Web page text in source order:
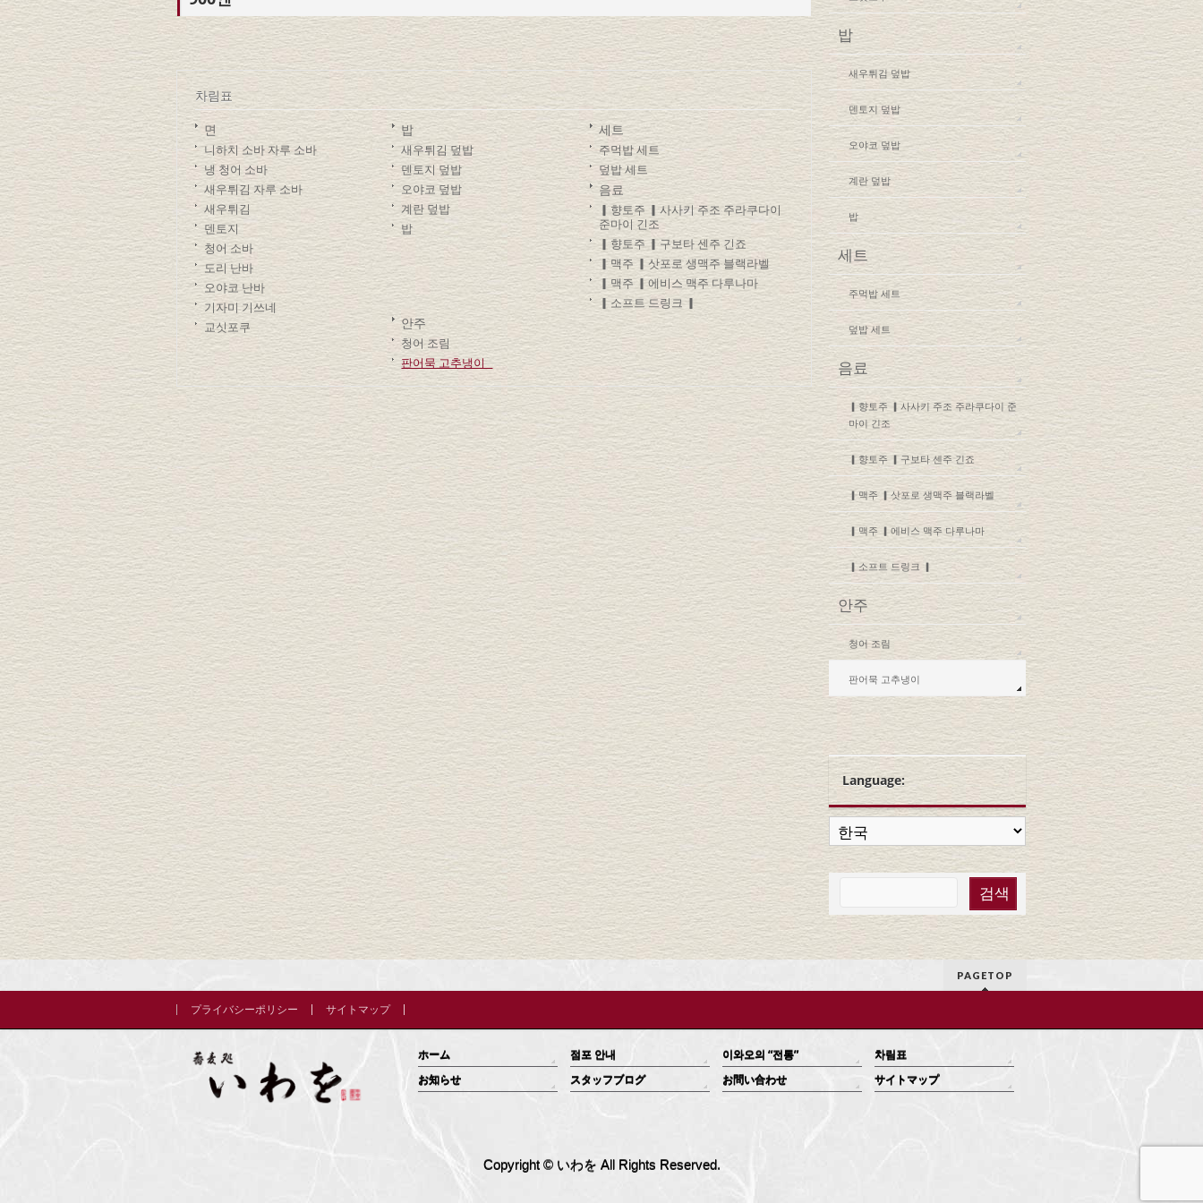
차림표
면
니하치 소바 자루 소바
냉 청어 소바
새우튀김 자루 소바
새우튀김
덴토지
청어 소바
도리 난바
오야코 난바
기자미 기쓰네
교싯포쿠
밥
새우튀김 덮밥
덴토지 덮밥
오야코 덮밥
계란 덮밥
밥
세트
주먹밥 세트
덮밥 세트
음료
▎향토주 ▎사사키 주조 주라쿠다이
준마이 긴조
▎향토주 ▎구보타 센주 긴죠
▎맥주 ▎삿포로 생맥주 블랙라벨
▎맥주 ▎에비스 맥주 다루나마
▎소프트 드링크 ▎
안주
청어 조림
판어묵 고추냉이
밥
새우튀김 덮밥
덴토지 덮밥
오야코 덮밥
계란 덮밥
밥
세트
주먹밥 세트
덮밥 세트
음료
▎향토주 ▎사사키 주조 주라쿠다이 준
마이 긴조
▎향토주 ▎구보타 센주 긴죠
▎맥주 ▎삿포로 생맥주 블랙라벨
▎맥주 ▎에비스 맥주 다루나마
▎소프트 드링크 ▎
안주
청어 조림
판어묵 고추냉이
Language:
PAGETOP
プライバシーポリシー サイトマップ
ホーム 점포 안내 이와오의 “전통”
차림표
お知らせ
スタッフブログ お問い合わせ サイトマップ
Copyright © いわを All Rights Reserved.